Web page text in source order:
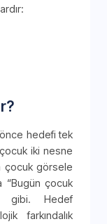
hedefi tek
iki nesne
çocuk görsele
“Bugün çocuk
gibi. Hedef
farkındalık